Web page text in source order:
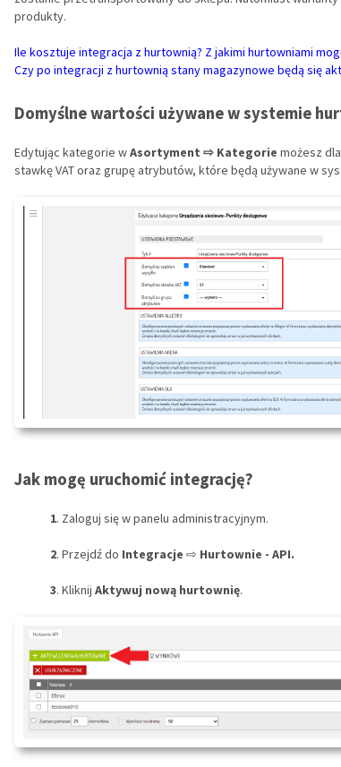
produkty.
Ile kosztuje integracja z hurtownią? Z jakimi hurtowniami
Czy po integracji z hurtownią stany magazynowe będą się
Domyślne wartości używane w systemie
Edytując kategorie wAsortyment ⇨ Kategorie możesz
stawkę VAT oraz grupę atrybutów, które będą używane w
Jak mogę uruchomić integrację?
1. Zaloguj się w panelu administracyjnym.
2. Przejdź do Integracje ⇨ Hurtownie - API.
3. Kliknij Aktywuj nową hurtownię.